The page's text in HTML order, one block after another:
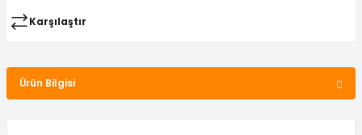
Karşılaştır
Ürün Bilgisi